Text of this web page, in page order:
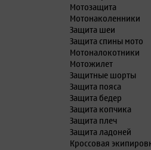
Мотозащита
Мотонаколенники
Защита шеи
Защита спины мото
Мотоналокотники
Мотожилет
Защитные шорты
Защита пояса
Защита бедер
Защита копчика
Защита плеч
Защита ладоней
Кроссовая